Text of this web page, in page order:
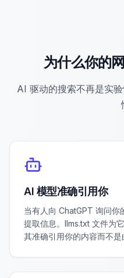
为什么你的
AI 驱动的搜索不再是实
AI 模型准确引用你
当有人向 ChatGPT 询问你
提取信息。llms.txt 文件为
其准确引用你的内容而不是